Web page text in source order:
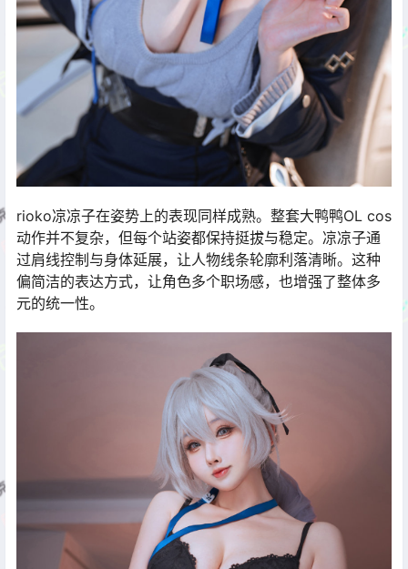
rioko凉凉子在姿势上的表现同样成熟。整套大鸭鸭OL cos
动作并不复杂，但每个站姿都保持挺拔与稳定。凉凉子通
过肩线控制与身体延展，让人物线条轮廓利落清晰。这种
偏简洁的表达方式，让角色多个职场感，也增强了整体多
元的统一性。